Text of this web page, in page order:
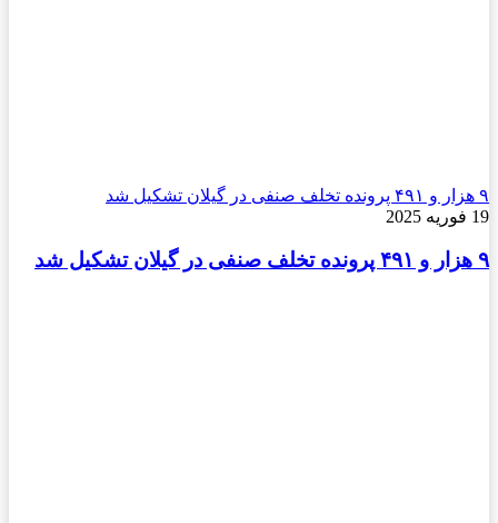
۹ هزار و ۴۹۱ پرونده تخلف صنفی در گیلان تشکیل شد
19 فوریه 2025
۹ هزار و ۴۹۱ پرونده تخلف صنفی در گیلان تشکیل شد